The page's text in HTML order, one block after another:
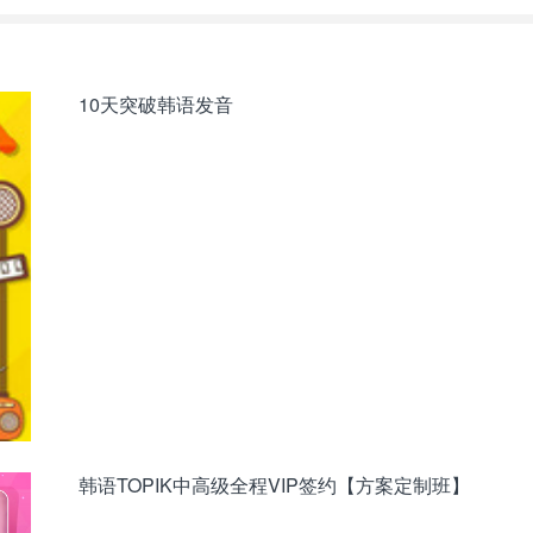
10天突破韩语发音
韩语TOPIK中高级全程VIP签约【方案定制班】